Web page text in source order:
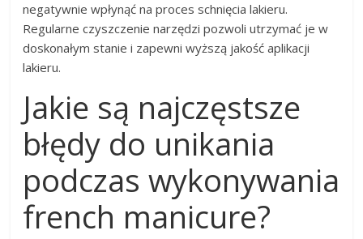
negatywnie wpłynąć na proces schnięcia lakieru.
Regularne czyszczenie narzędzi pozwoli utrzymać je w
doskonałym stanie i zapewni wyższą jakość aplikacji
lakieru.
Jakie są najczęstsze
błędy do unikania
podczas wykonywania
french manicure?